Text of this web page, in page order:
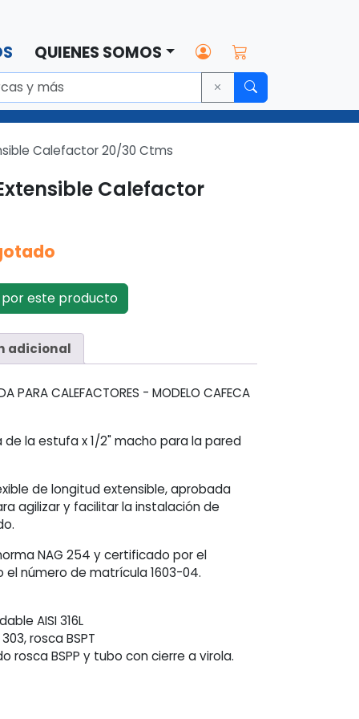
QUIENES SOMOS
Calefactor 20/30 Ctms
Calefactor
este producto
adicional
PARA CALEFACTORES - MODELO CAFECA
la estufa x 1/2" macho para la pared
de longitud extensible, aprobada
agilizar y facilitar la instalación de
NAG 254 y certificado por el
número de matrícula 1603-04.
AISI 316L
rosca BSPT
rosca BSPP y tubo con cierre a virola.